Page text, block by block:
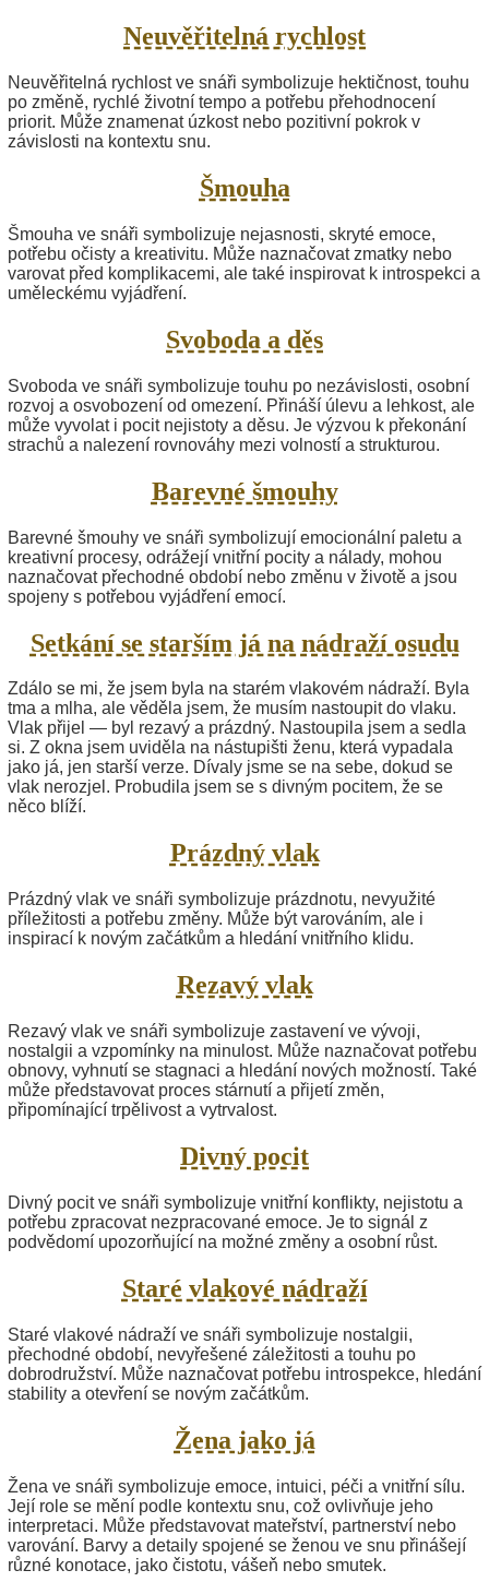
Neuvěřitelná rychlost
Neuvěřitelná rychlost ve snáři symbolizuje hektičnost, touhu
po změně, rychlé životní tempo a potřebu přehodnocení
priorit. Může znamenat úzkost nebo pozitivní pokrok v
závislosti na kontextu snu.
Šmouha
Šmouha ve snáři symbolizuje nejasnosti, skryté emoce,
potřebu očisty a kreativitu. Může naznačovat zmatky nebo
varovat před komplikacemi, ale také inspirovat k introspekci a
uměleckému vyjádření.
Svoboda a děs
Svoboda ve snáři symbolizuje touhu po nezávislosti, osobní
rozvoj a osvobození od omezení. Přináší úlevu a lehkost, ale
může vyvolat i pocit nejistoty a děsu. Je výzvou k překonání
strachů a nalezení rovnováhy mezi volností a strukturou.
Barevné šmouhy
Barevné šmouhy ve snáři symbolizují emocionální paletu a
kreativní procesy, odrážejí vnitřní pocity a nálady, mohou
naznačovat přechodné období nebo změnu v životě a jsou
spojeny s potřebou vyjádření emocí.
Setkání se starším já na nádraží osudu
Zdálo se mi, že jsem byla na starém vlakovém nádraží. Byla
tma a mlha, ale věděla jsem, že musím nastoupit do vlaku.
Vlak přijel — byl rezavý a prázdný. Nastoupila jsem a sedla
si. Z okna jsem uviděla na nástupišti ženu, která vypadala
jako já, jen starší verze. Dívaly jsme se na sebe, dokud se
vlak nerozjel. Probudila jsem se s divným pocitem, že se
něco blíží.
Prázdný vlak
Prázdný vlak ve snáři symbolizuje prázdnotu, nevyužité
příležitosti a potřebu změny. Může být varováním, ale i
inspirací k novým začátkům a hledání vnitřního klidu.
Rezavý vlak
Rezavý vlak ve snáři symbolizuje zastavení ve vývoji,
nostalgii a vzpomínky na minulost. Může naznačovat potřebu
obnovy, vyhnutí se stagnaci a hledání nových možností. Také
může představovat proces stárnutí a přijetí změn,
připomínající trpělivost a vytrvalost.
Divný pocit
Divný pocit ve snáři symbolizuje vnitřní konflikty, nejistotu a
potřebu zpracovat nezpracované emoce. Je to signál z
podvědomí upozorňující na možné změny a osobní růst.
Staré vlakové nádraží
Staré vlakové nádraží ve snáři symbolizuje nostalgii,
přechodné období, nevyřešené záležitosti a touhu po
dobrodružství. Může naznačovat potřebu introspekce, hledání
stability a otevření se novým začátkům.
Žena jako já
Žena ve snáři symbolizuje emoce, intuici, péči a vnitřní sílu.
Její role se mění podle kontextu snu, což ovlivňuje jeho
interpretaci. Může představovat mateřství, partnerství nebo
varování. Barvy a detaily spojené se ženou ve snu přinášejí
různé konotace, jako čistotu, vášeň nebo smutek.